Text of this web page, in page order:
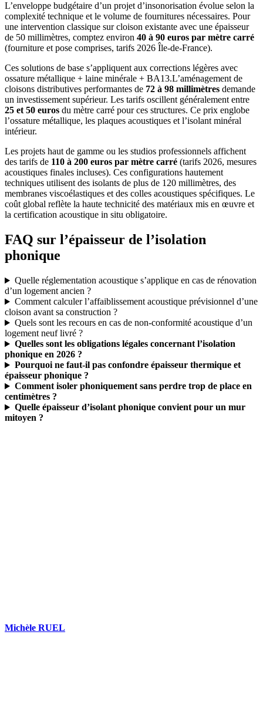
L’enveloppe budgétaire d’un projet d’insonorisation évolue selon la
complexité technique et le volume de fournitures nécessaires. Pour
une intervention classique sur cloison existante avec une épaisseur
de 50 millimètres, comptez environ 40 à 90 euros par mètre carré
(fourniture et pose comprises, tarifs 2026 Île-de-France).
Ces solutions de base s’appliquent aux corrections légères avec
ossature métallique + laine minérale + BA13.L’aménagement de
cloisons distributives performantes de 72 à 98 millimètres demande
un investissement supérieur. Les tarifs oscillent généralement entre
25 et 50 euros du mètre carré pour ces structures. Ce prix englobe
l’ossature métallique, les plaques acoustiques et l’isolant minéral
intérieur.
Les projets haut de gamme ou les studios professionnels affichent
des tarifs de 110 à 200 euros par mètre carré (tarifs 2026, mesures
acoustiques finales incluses). Ces configurations hautement
techniques utilisent des isolants de plus de 120 millimètres, des
membranes viscoélastiques et des colles acoustiques spécifiques. Le
coût global reflète la haute technicité des matériaux mis en œuvre et
la certification acoustique in situ obligatoire.
FAQ sur l’épaisseur de l’isolation
phonique
Quelle réglementation acoustique s’applique en cas de rénovation
d’un logement ancien ?
Comment calculer l’affaiblissement acoustique prévisionnel d’une
cloison avant sa construction ?
Quels sont les recours en cas de non-conformité acoustique d’un
logement neuf livré ?
Quelles sont les obligations légales concernant l’isolation
phonique en 2026 ?
Pourquoi ne faut-il pas confondre épaisseur thermique et
épaisseur phonique ?
Comment isoler phoniquement sans perdre trop de place en
centimètres ?
Quelle épaisseur d’isolant phonique convient pour un mur
mitoyen ?
Michèle RUEL